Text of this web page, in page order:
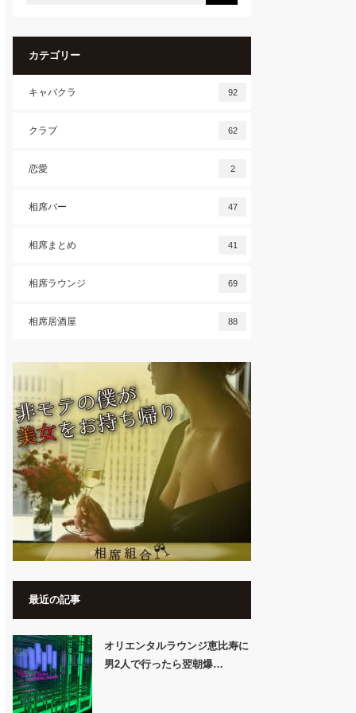
カテゴリー
キャバクラ 92
クラブ 62
恋愛 2
相席バー 47
相席まとめ 41
相席ラウンジ 69
相席居酒屋 88
最近の記事
オリエンタルラウンジ恵比寿に
男2人で行ったら翌朝爆…